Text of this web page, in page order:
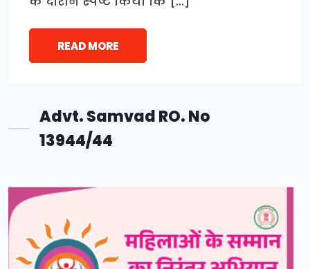
READ MORE
Advt. Samvad RO. No
13944/44